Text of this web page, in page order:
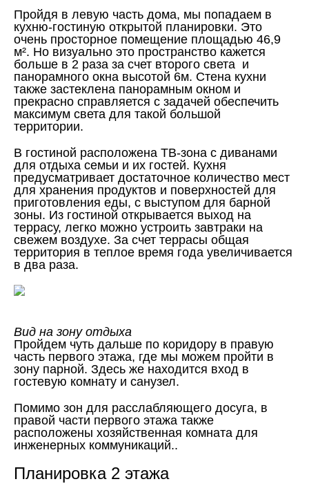
Пройдя в левую часть дома, мы попадаем в
кухню-гостиную открытой планировки. Это
очень просторное помещение площадью 46,9
м². Но визуально это пространство кажется
больше в 2 раза за счет второго света и
панорамного окна высотой 6м. Стена кухни
также застеклена панорамным окном и
прекрасно справляется с задачей обеспечить
максимум света для такой большой
территории.
В гостиной расположена ТВ-зона с диванами
для отдыха семьи и их гостей. Кухня
предусматривает достаточное количество мест
для хранения продуктов и поверхностей для
приготовления еды, с выступом для барной
зоны. Из гостиной открывается выход на
террасу, легко можно устроить завтраки на
свежем воздухе. За счет террасы общая
территория в теплое время года увеличивается
в два раза.
Вид на зону отдыха
Пройдем чуть дальше по коридору в правую
часть первого этажа, где мы можем пройти в
зону парной. Здесь же находится вход в
гостевую комнату и санузел.
Помимо зон для расслабляющего досуга, в
правой части первого этажа также
расположены хозяйственная комната для
инженерных коммуникаций..
Планировка 2 этажа